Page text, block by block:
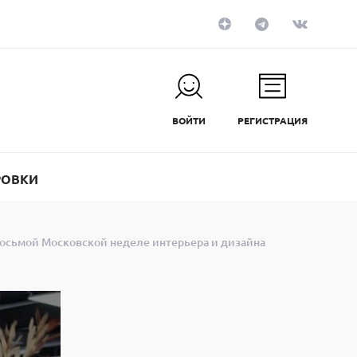
ВОЙТИ РЕГИСТРАЦИЯ
Московской неделе интерьера и дизайна